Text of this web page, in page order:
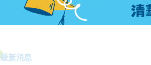
最新消息